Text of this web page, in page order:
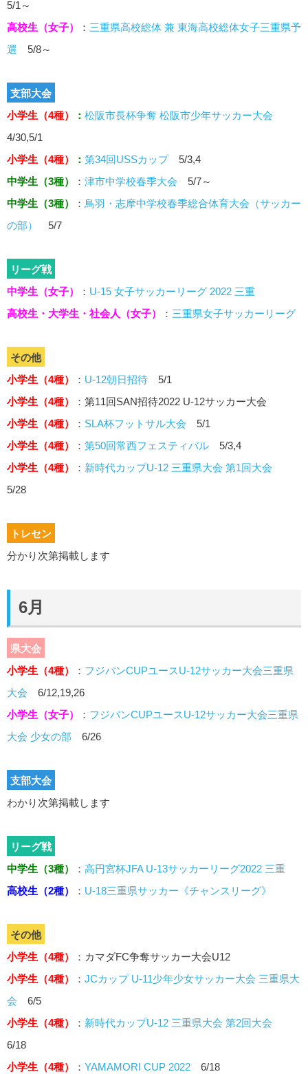
5/1～
高校生（女子）
： 三重県高校総体 兼 東海高校総体女子三重県予
選 5/8～
支部大会
小学生（4種）
： 松阪市長杯争奪 松阪市少年サッカー大会
4/30,5/1
小学生（4種）
： 第34回USSカップ5/3,4
中学生（3種）
： 津市中学校春季大会 5/7～
中学生（3種）
： 鳥羽・志摩中学校春季総合体育大会（サッカー
の部）
5/7
リーグ戦
中学生（女子）
： U-15 女子サッカーリーグ 2022 三重
高校生・大学生・社会人（女子）
： 三重県女子サッカーリーグ
その他
小学生（4種）
： U-12朝日招待 5/1
小学生（4種）
：第11回SAN招待2022 U-12サッカー大会
小学生（4種）
： SLA杯フットサル大会 5/1
小学生（4種）
： 第50回常西フェスティバル 5/3,4
小学生（4種）
： 新時代カップU-12 三重県大会 第1回大会
5/28
トレセン
分かり次第掲載します
6月
県大会
小学生（4種）
： フジパンCUPユースU-12サッカー大会三重県
大会 6/12,19,26
小学生（女子）
： フジパンCUPユースU-12サッカー大会三重県
大会 少女の部 6/26
支部大会
わかり次第掲載します
リーグ戦
中学生（3種）
： 高円宮杯JFA U-13サッカーリーグ2022 三重
高校生（2種）
： U-18三重県サッカー《チャンスリーグ》
その他
小学生（4種）
：カマダFC争奪サッカー大会U12
小学生（4種）
： JCカップ U-11少年少女サッカー大会 三重県大
会 6/5
小学生（4種）
： 新時代カップU-12 三重県大会 第2回大会
6/18
小学生（4種）
： YAMAMORI CUP 2022 6/18